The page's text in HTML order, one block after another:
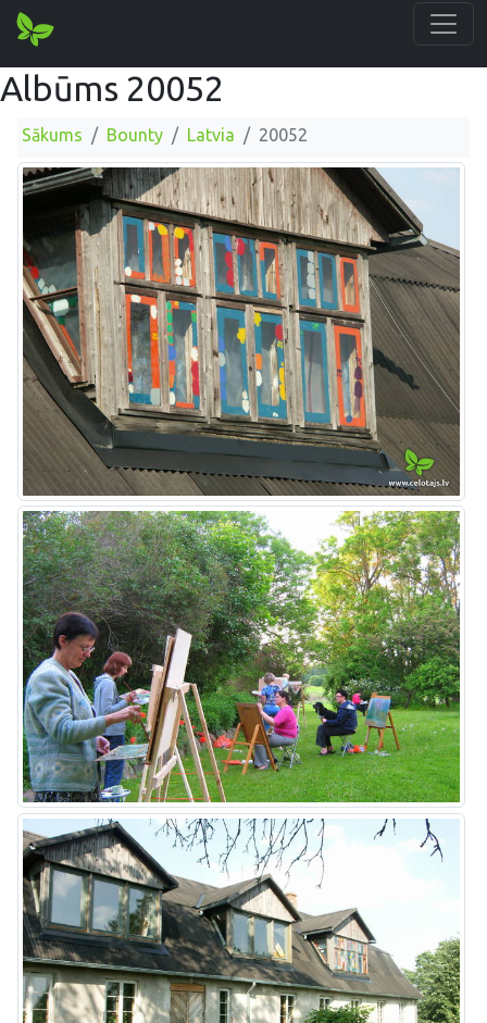
Albūms 20052
Sākums Bounty Latvia 20052